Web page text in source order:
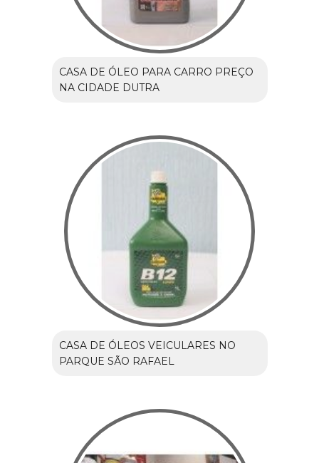
CASA DE ÓLEO PARA CARRO PREÇO
NA CIDADE DUTRA
CASA DE ÓLEOS VEICULARES NO
PARQUE SÃO RAFAEL